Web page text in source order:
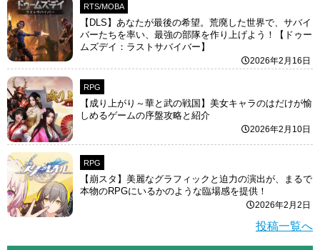
RTS/MOBA
【DLS】あなたが最後の希望。荒廃した世界で、サバイ
バーたちを率い、最強の部隊を作り上げよう！【ドゥー
ムズデイ：ラストサバイバー】
2026年2月16日
RPG
【成り上がり～華と武の戦国】美女キャラのはだけが愉
しめるゲームの序盤攻略と紹介
2026年2月10日
RPG
【崩スタ】美麗なグラフィックと迫力の演出が、まるで
本物のRPGにいるかのような臨場感を提供！
2026年2月2日
投稿一覧へ